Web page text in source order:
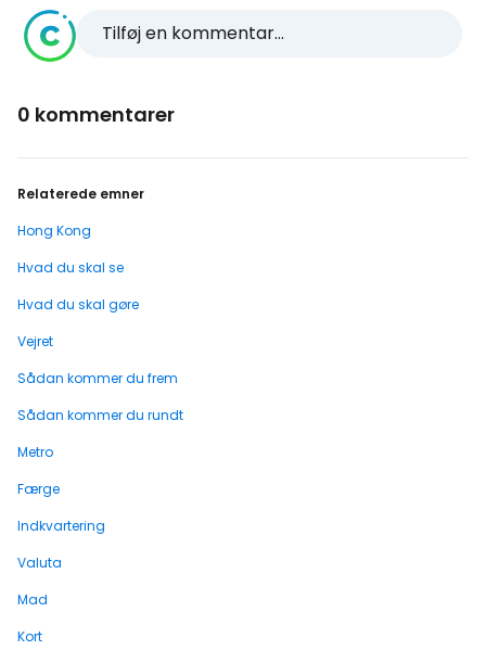
Tilføj en kommentar...
0 kommentarer
Relaterede emner
Hong Kong
Hvad du skal se
Hvad du skal gøre
Vejret
Sådan kommer du frem
Sådan kommer du rundt
Metro
Færge
Indkvartering
Valuta
Mad
Kort